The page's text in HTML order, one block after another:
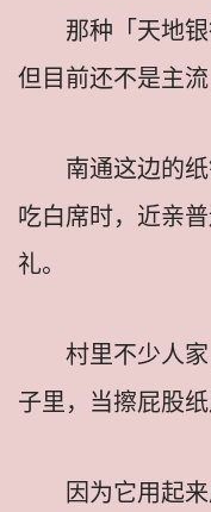
那种「天地
但目前还不是主
南通这边的
吃白席时，近亲
礼。
村里不少人
子里，当擦屁股纸
因为它用起